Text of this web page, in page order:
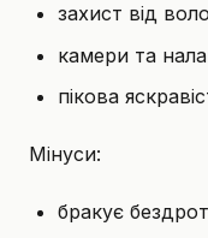
захист від
камери та
пікова
Мінуси:
бракує